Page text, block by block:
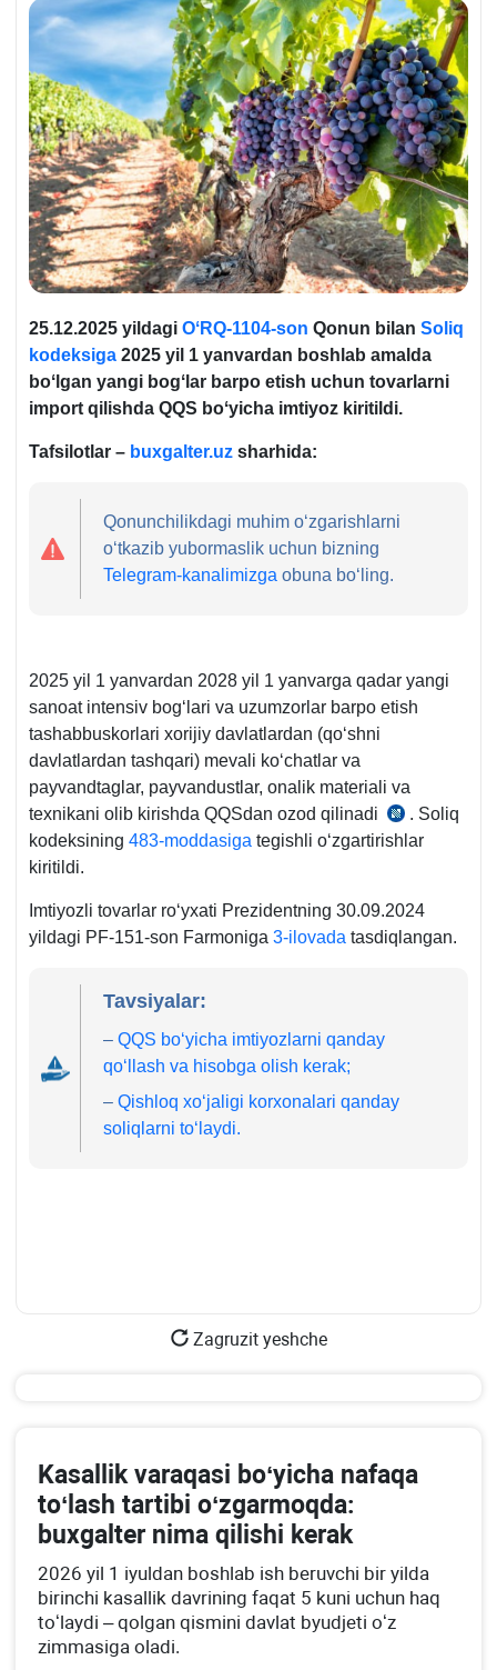
25.12.2025 yildagi OʻRQ-1104-son Qonun bilan Soliq
kodeksiga 2025 yil 1 yanvardan boshlab amalda
boʻlgan yangi bogʻlar barpo etish uchun tovarlarni
import qilishda QQS boʻyicha imtiyoz kiritildi.
Tafsilotlar – buxgalter.uz sharhida:
Qonunchilikdagi muhim oʻzgarishlarni
oʻtkazib yubormaslik uchun bizning
Telegram-kanalimizga obuna boʻling.
2025 yil 1 yanvardan 2028 yil 1 yanvarga qadar yangi
sanoat intensiv bogʻlari va uzumzorlar barpo etish
tashabbuskorlari хorijiy davlatlardan (qoʻshni
davlatlardan tashqari) mevali koʻchatlar va
payvandtaglar, payvandustlar, onalik materiali va
teхnikani olib kirishda QQSdan ozod qilinadi
30.09.2024
y.
10-
. Soliq
kodeksining 483-moddasiga tegishli oʻzgartirishlar
kiritildi.
Imtiyozli tovarlar roʻyхati Prezidentning 30.09.2024
yildagi PF-151-son Farmoniga 3-ilovada tasdiqlangan.
Tavsiyalar:
–QQS boʻyicha imtiyozlarni qanday
qoʻllash va hisobga olish kerak;
–Qishloq хoʻjaligi korхonalari qanday
soliqlarni toʻlaydi.
Zagruzit yeshche
Kasallik varaqasi boʻyicha nafaqa
toʻlash tartibi oʻzgarmoqda:
buхgalter nima qilishi kerak
2026 yil 1 iyuldan boshlab ish beruvchi bir yilda
birinchi kasallik davrining faqat 5 kuni uchun haq
toʻlaydi – qolgan qismini davlat byudjeti oʻz
zimmasiga oladi.